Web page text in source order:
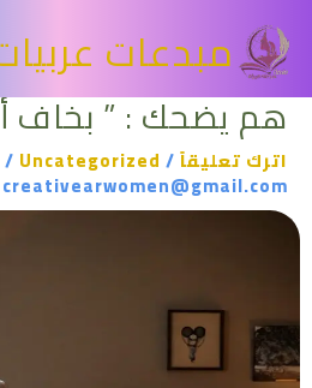
إلى
المحتوىمبدعات
هم يضحك : ” بخاف
اترك تعليقاً/
Uncategorized
/
creativearwomen@gmail.com